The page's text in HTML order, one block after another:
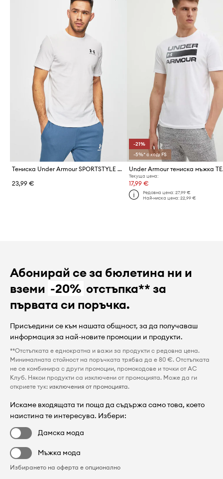
Тениска Under Armour SPORTSTYLE LEFT CHEST
23,99 €
-21%
-5%* с код: FS
Текуща цена:
17,99 €
Редовна цена: 27,99 €
Най-ниска цена: 22,99 €
Абонирай се за бюлетина ни и
вземи -20% отстъпка** за
първата си поръчка.
Присъедини се към нашата общност, за да получаваш
информация за най-новите промоции и продукти.
**Отстъпката е еднократна и важи за продукти с редовна цена.
Минималната стойност на поръчката трябва да е 80 €. Отстъпката
не се комбинира с други промоции, промокодове и точки от AC
Клуб. Някои продукти са изключени от промоцията. Може да ги
откриете тук: изключения от промоцията.
Искаме входящата ти поща да съдържа само това, което
наистина те интересува. Избери:
Дамска мода
Мъжка мода
Избирането на оферта е опционално